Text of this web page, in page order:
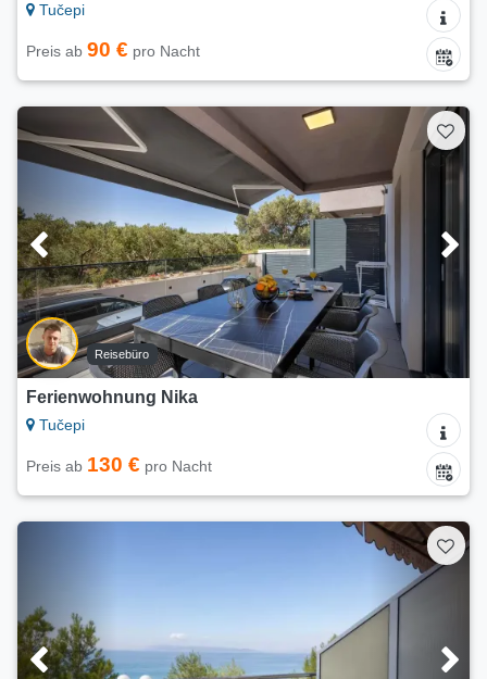
Tučepi
Preis ab 90 € pro Nacht
Reisebüro
Ferienwohnung Nika
Tučepi
Preis ab 130 € pro Nacht